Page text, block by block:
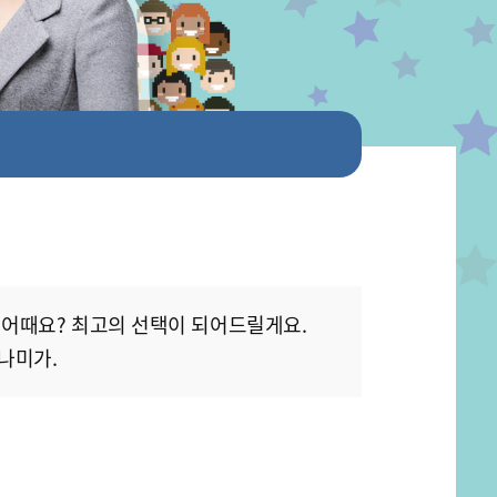
때요? 최고의 선택이 되어드릴게요.
미가.